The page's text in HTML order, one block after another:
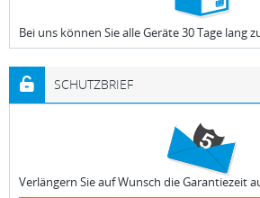
Bei uns können Sie alle Geräte 30 Tage lang
SCHUTZBRIEF
Verlängern Sie auf Wunsch die Garantiezeit